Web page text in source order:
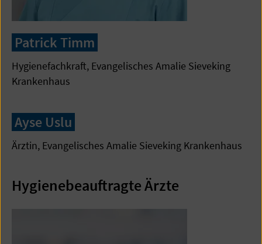
Patrick Timm
Hygienefachkraft, Evangelisches Amalie Sieveking
Krankenhaus
Ayse Uslu
Ärztin, Evangelisches Amalie Sieveking Krankenhaus
Hygienebeauftragte Ärzte